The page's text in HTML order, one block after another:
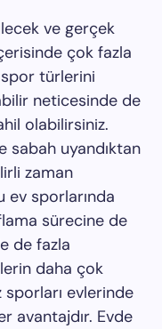
ve gerçek
çok fazla
türlerini
neticesinde de
olabilirsiniz.
sabah uyandıktan
zaman
ev sporlarında
sürecine de
de fazla
daha çok
evlerinde
avantajdır. Evde